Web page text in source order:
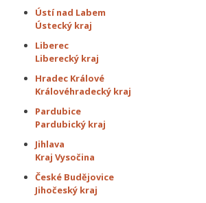
Ústí nad Labem
Ústecký kraj
Liberec
Liberecký kraj
Hradec Králové
Královéhradecký kraj
Pardubice
Pardubický kraj
Jihlava
Kraj Vysočina
České Budějovice
Jihočeský kraj